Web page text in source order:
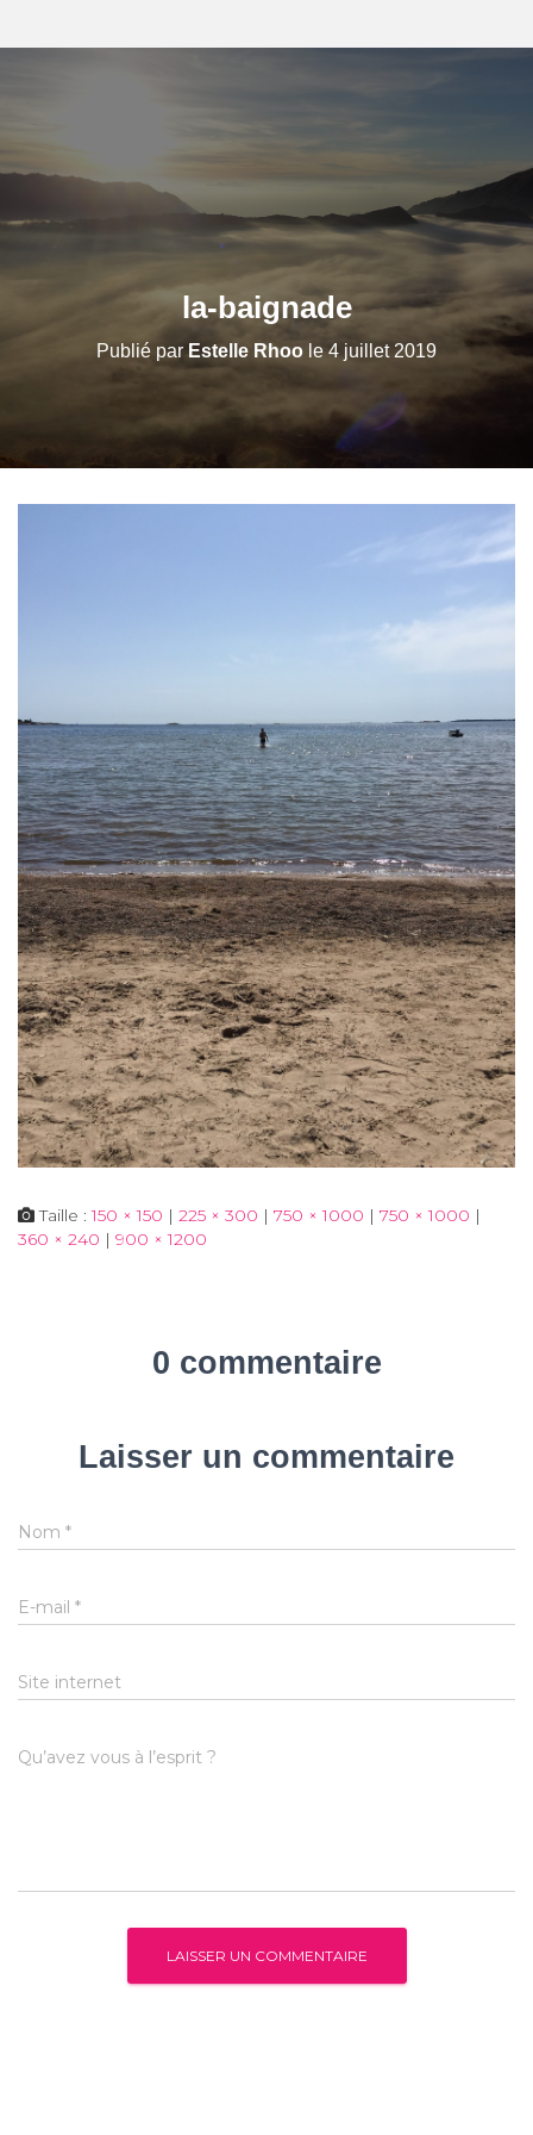
la-baignade
Publié parEstelle Rhoo le4 juillet 2019
Taille :150 × 150 | 225 × 300 | 750 × 1000 | 750 × 1000 |
360 × 240 | 900 × 1200
0 commentaire
Laisser un commentaire
Nom *
E-mail *
Site internet
Qu’avez vous à l’esprit ?